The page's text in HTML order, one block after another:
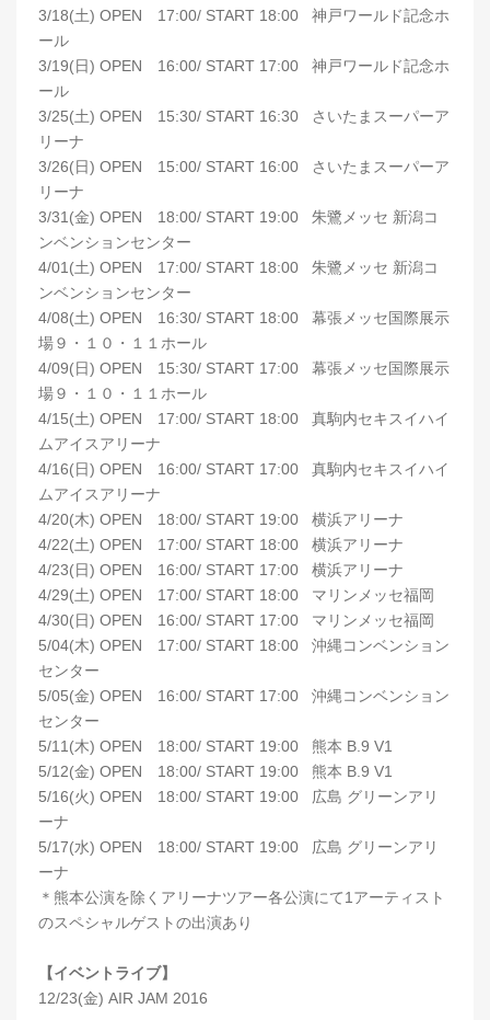
3/18(土) OPEN 17:00/ START 18:00 神戸ワールド記念ホ
ール
3/19(日) OPEN 16:00/ START 17:00 神戸ワールド記念ホ
ール
3/25(土) OPEN 15:30/ START 16:30 さいたまスーパーア
リーナ
3/26(日) OPEN 15:00/ START 16:00 さいたまスーパーア
リーナ
3/31(金) OPEN 18:00/ START 19:00 朱鷺メッセ 新潟コ
ンベンションセンター
4/01(土) OPEN 17:00/ START 18:00 朱鷺メッセ 新潟コ
ンベンションセンター
4/08(土) OPEN 16:30/ START 18:00 幕張メッセ国際展示
場９・１０・１１ホール
4/09(日) OPEN 15:30/ START 17:00 幕張メッセ国際展示
場９・１０・１１ホール
4/15(土) OPEN 17:00/ START 18:00 真駒内セキスイハイ
ムアイスアリーナ
4/16(日) OPEN 16:00/ START 17:00 真駒内セキスイハイ
ムアイスアリーナ
4/20(木) OPEN 18:00/ START 19:00 横浜アリーナ
4/22(土) OPEN 17:00/ START 18:00 横浜アリーナ
4/23(日) OPEN 16:00/ START 17:00 横浜アリーナ
4/29(土) OPEN 17:00/ START 18:00 マリンメッセ福岡
4/30(日) OPEN 16:00/ START 17:00 マリンメッセ福岡
5/04(木) OPEN 17:00/ START 18:00 沖縄コンベンション
センター
5/05(金) OPEN 16:00/ START 17:00 沖縄コンベンション
センター
5/11(木) OPEN 18:00/ START 19:00 熊本 B.9 V1
5/12(金) OPEN 18:00/ START 19:00 熊本 B.9 V1
5/16(火) OPEN 18:00/ START 19:00 広島 グリーンアリ
ーナ
5/17(水) OPEN 18:00/ START 19:00 広島 グリーンアリ
ーナ
＊熊本公演を除くアリーナツアー各公演にて1アーティスト
のスペシャルゲストの出演あり
【イベントライブ】
12/23(金) AIR JAM 2016